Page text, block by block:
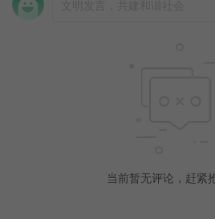
当前暂无评论，赶紧